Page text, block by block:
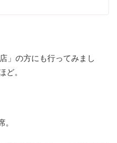
」の方にも行ってみまし
ど。
。